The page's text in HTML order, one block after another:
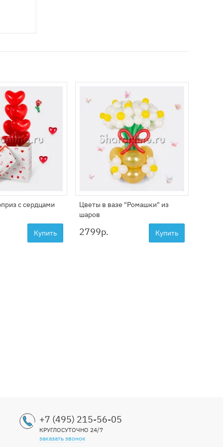
с сердцами
Купить
Цветы в вазе "Ромашки" из
шаров
2799р. Купить
+7 (495) 215-56-05
КРУГЛОСУТОЧНО 24/7
заказать звонок